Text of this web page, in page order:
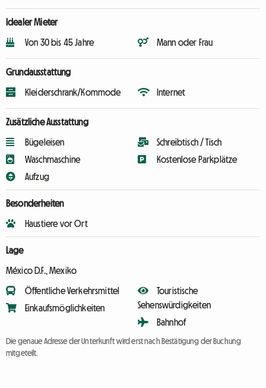
Idealer Mieter
Von 30 bis 45 Jahre Mann oder Frau
Grundausstattung
Kleiderschrank/Kommode Internet
Zusätzliche Ausstattung
Bügeleisen
Waschmaschine
Aufzug
Schreibtisch / Tisch
Kostenlose Parkplätze
Besonderheiten
Haustiere vor Ort
Lage
México D.F., Mexiko
Öffentliche Verkehrsmittel
Einkaufsmöglichkeiten
Touristische
Sehenswürdigkeiten
Bahnhof
Die genaue Adresse der Unterkunft wird erst nach Bestätigung der Buchung
mitgeteilt.